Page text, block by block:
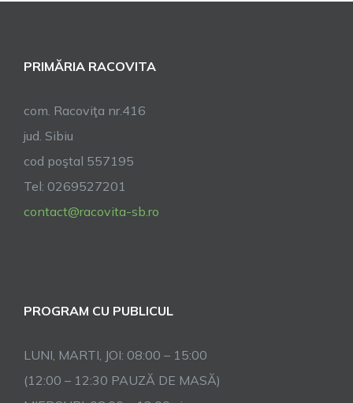
PRIMĂRIA RACOVITA
com. Racoviţa nr.416
jud. Sibiu
cod poştal 557195
Tel: 0269527201
contact@racovita-sb.ro
PROGRAM CU PUBLICUL
LUNI, MARTI, JOI: 08:00 – 15:00
(12:00 – 12:30 PAUZĂ DE MASĂ)